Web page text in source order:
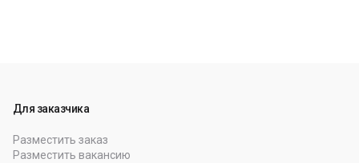
Для заказчика
Разместить заказ
Разместить вакансию